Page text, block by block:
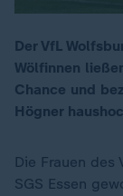
Der VfL
Wölfinnen
Chance und
Högner
Die Frauen
SGS Essen